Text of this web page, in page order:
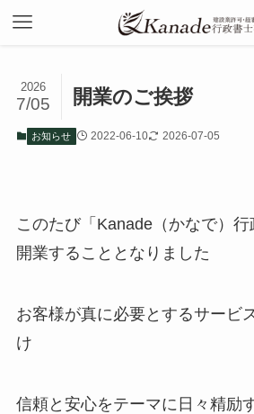
開業のご挨拶
2026
7/05
お知らせ 2022-06-10 2026-07-05
このたび「Kanade（かなで）
開業することとなりました
お客様が真に必要とするサービ
け
信頼と安心をテーマに日々精励